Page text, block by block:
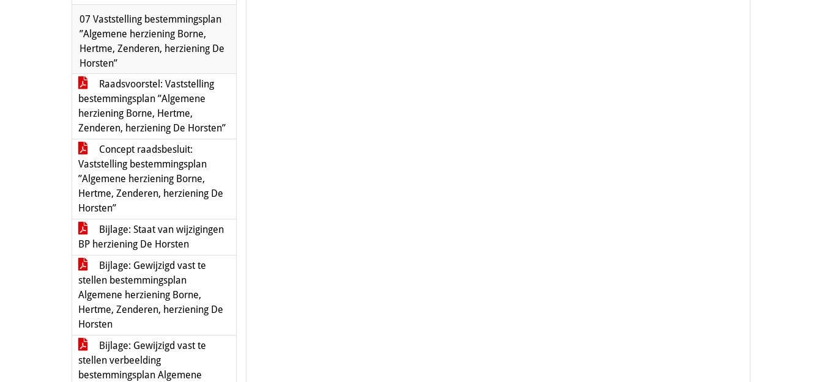
07 Vaststelling bestemmingsplan
”Algemene herziening Borne,
Hertme, Zenderen, herziening De
Horsten”
Raadsvoorstel: Vaststelling
bestemmingsplan ”Algemene
herziening Borne, Hertme,
Zenderen, herziening De Horsten”
Concept raadsbesluit:
Vaststelling bestemmingsplan
”Algemene herziening Borne,
Hertme, Zenderen, herziening De
Horsten”
Bijlage: Staat van wijzigingen
BP herziening De Horsten
Bijlage: Gewijzigd vast te
stellen bestemmingsplan
Algemene herziening Borne,
Hertme, Zenderen, herziening De
Horsten
Bijlage: Gewijzigd vast te
stellen verbeelding
bestemmingsplan Algemene